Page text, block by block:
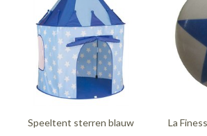
Speeltent sterren blauw
La